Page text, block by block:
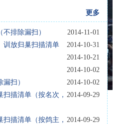
更多
2014-11-01
排除漏扫）
2014-10-31
训放归巢扫描清单
2014-10-21
2014-10-02
2014-10-02
扫）
2014-09-29
描清单（按名次，
2014-09-29
描清单（按鸽主，